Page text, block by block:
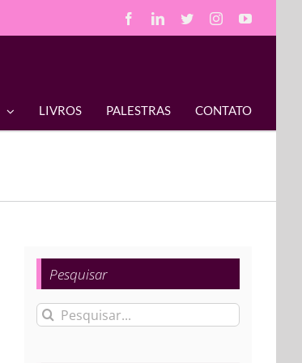
FacebookLinkedIn
TwitterInstagramYouTube
LIVROS PALESTRAS CONTATO
Pesquisar
Buscar